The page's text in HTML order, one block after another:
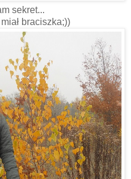
sekret...
braciszka;))